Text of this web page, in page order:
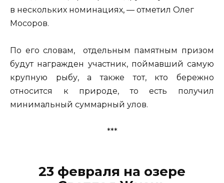
в нескольких номинациях, — отметил Олег
Мосоров.
По его словам, отдельным памятным призом
будут награжден участник, поймавший самую
крупную рыбу, а также тот, кто бережно
относится к природе, то есть получил
минимальный суммарный улов.
***
23 февраля на озере